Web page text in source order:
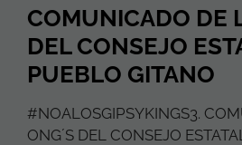
COMUNICADO DE
DEL CONSEJO
PUEBLO GITANO
#NOALOSGIPSYKINGS3.
ONG´S DEL CONSEJO